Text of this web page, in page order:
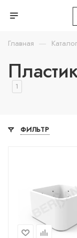
Главная — Каталог
1
ФИЛЬТР